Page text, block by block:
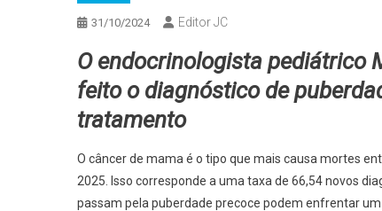
31/10/2024 Editor JC
O endocrinologista pediátrico
feito o diagnóstico de
tratamento
O câncer de mama é o tipo que mais causa mortes
2025. Isso corresponde a uma taxa de 66,54 novos
passam pela puberdade precoce podem enfrentar